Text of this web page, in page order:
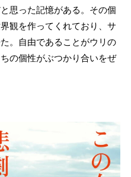
思った記憶がある。その個
観を作ってくれており、サ
。自由であることがウリの
の個性がぶつかり合いをぜ